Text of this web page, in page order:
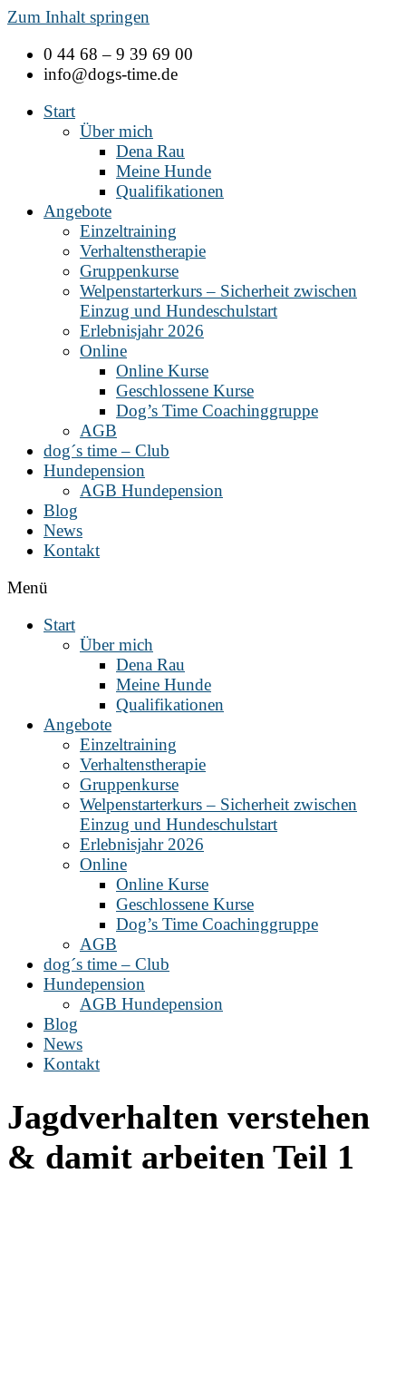
Zum Inhalt springen
0 44 68 – 9 39 69 00
info@dogs-time.de
Start
Über mich
Dena Rau
Meine Hunde
Qualifikationen
Angebote
Einzeltraining
Verhaltenstherapie
Gruppenkurse
Welpenstarterkurs – Sicherheit zwischen
Einzug und Hundeschulstart
Erlebnisjahr 2026
Online
Online Kurse
Geschlossene Kurse
Dog’s Time Coachinggruppe
AGB
dog´s time – Club
Hundepension
AGB Hundepension
Blog
News
Kontakt
Menü
Start
Über mich
Dena Rau
Meine Hunde
Qualifikationen
Angebote
Einzeltraining
Verhaltenstherapie
Gruppenkurse
Welpenstarterkurs – Sicherheit zwischen
Einzug und Hundeschulstart
Erlebnisjahr 2026
Online
Online Kurse
Geschlossene Kurse
Dog’s Time Coachinggruppe
AGB
dog´s time – Club
Hundepension
AGB Hundepension
Blog
News
Kontakt
Jagdverhalten verstehen
& damit arbeiten Teil 1